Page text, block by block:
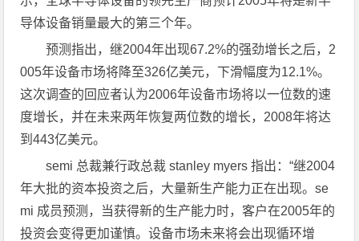
导体设备销量最大的第三个年。
预测指出，继2004年出现67.2%的强劲增长之后，2
005年设备市场将降至326亿美元，下滑幅度为12.1%。
这次调查的回应者认为2006年设备市场将以一位数的速
度增长，并在未来两年恢复两位数的增长，2008年将达
到443亿美元。
semi 总裁兼行政总裁 stanley myers 指出：“继2004
年大批的资本投资之后，大量新生产能力正在出现。se
mi 成员预测，当获得新的生产能力时，客户在2005年的
投资会变得更加谨慎。设备市场未来将会出现循环增